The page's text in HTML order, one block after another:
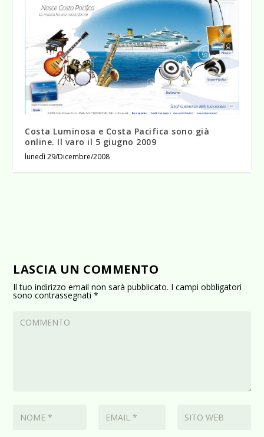
Costa Luminosa e Costa Pacifica sono già
online. Il varo il 5 giugno 2009
lunedì 29/Dicembre/2008
LASCIA UN COMMENTO
Il tuo indirizzo email non sarà pubblicato. I campi obbligatori
sono contrassegnati*